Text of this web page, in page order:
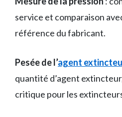
service et comparaison
référence du fabricant.
Pesée de l’agent
quantité d’agent
critique pour les